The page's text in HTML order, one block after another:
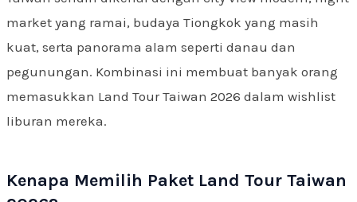
market yang ramai, budaya Tiongkok yang masih
kuat, serta panorama alam seperti danau dan
pegunungan. Kombinasi ini membuat banyak orang
memasukkan Land Tour Taiwan 2026 dalam wishlist
liburan mereka.
Kenapa Memilih Paket Land Tour Taiwan